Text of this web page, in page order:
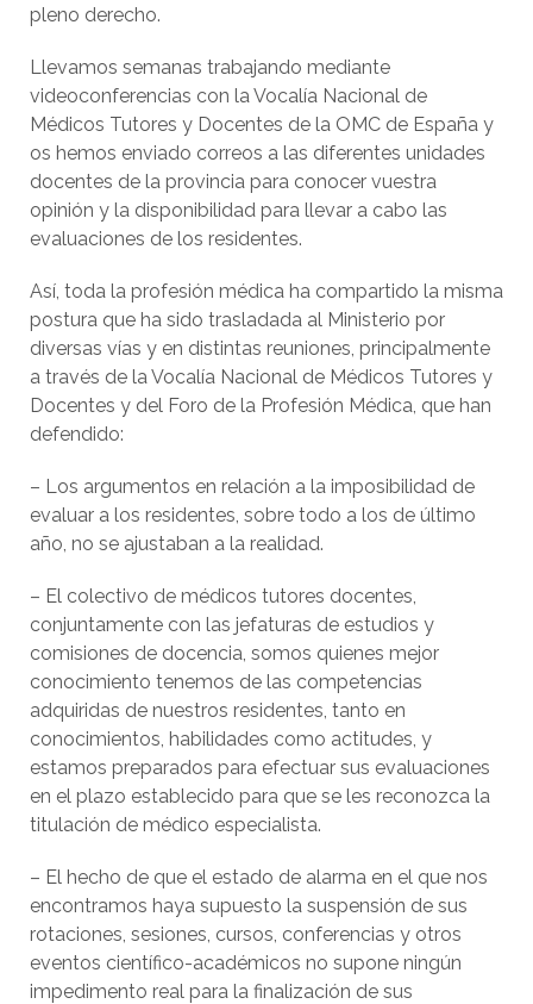
pleno derecho.
Llevamos semanas trabajando mediante
videoconferencias con la Vocalía Nacional de
Médicos Tutores y Docentes de la OMC de España y
os hemos enviado correos a las diferentes unidades
docentes de la provincia para conocer vuestra
opinión y la disponibilidad para llevar a cabo las
evaluaciones de los residentes.
Así, toda la profesión médica ha compartido la misma
postura que ha sido trasladada al Ministerio por
diversas vías y en distintas reuniones, principalmente
a través de la Vocalía Nacional de Médicos Tutores y
Docentes y del Foro de la Profesión Médica, que han
defendido:
– Los argumentos en relación a la imposibilidad de
evaluar a los residentes, sobre todo a los de último
año, no se ajustaban a la realidad.
– El colectivo de médicos tutores docentes,
conjuntamente con las jefaturas de estudios y
comisiones de docencia, somos quienes mejor
conocimiento tenemos de las competencias
adquiridas de nuestros residentes, tanto en
conocimientos, habilidades como actitudes, y
estamos preparados para efectuar sus evaluaciones
en el plazo establecido para que se les reconozca la
titulación de médico especialista.
– El hecho de que el estado de alarma en el que nos
encontramos haya supuesto la suspensión de sus
rotaciones, sesiones, cursos, conferencias y otros
eventos científico-académicos no supone ningún
impedimento real para la finalización de sus